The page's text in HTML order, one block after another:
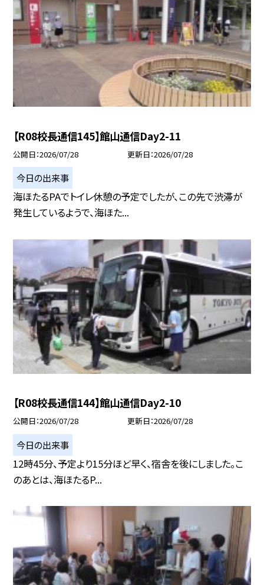
【R08校長通信145】館山通信Day2-11
公開日 2026/07/28 更新日 2026/07/28
今日の出来事
海ほたるPAでトイレ休憩の予定でしたが、この先で渋滞が
発生しているようで、海ほた...
【R08校長通信144】館山通信Day2-10
公開日 2026/07/28 更新日 2026/07/28
今日の出来事
12時45分、予定より15分ほど早く、宿舎を後にしました。こ
のあとは、海ほたるP...